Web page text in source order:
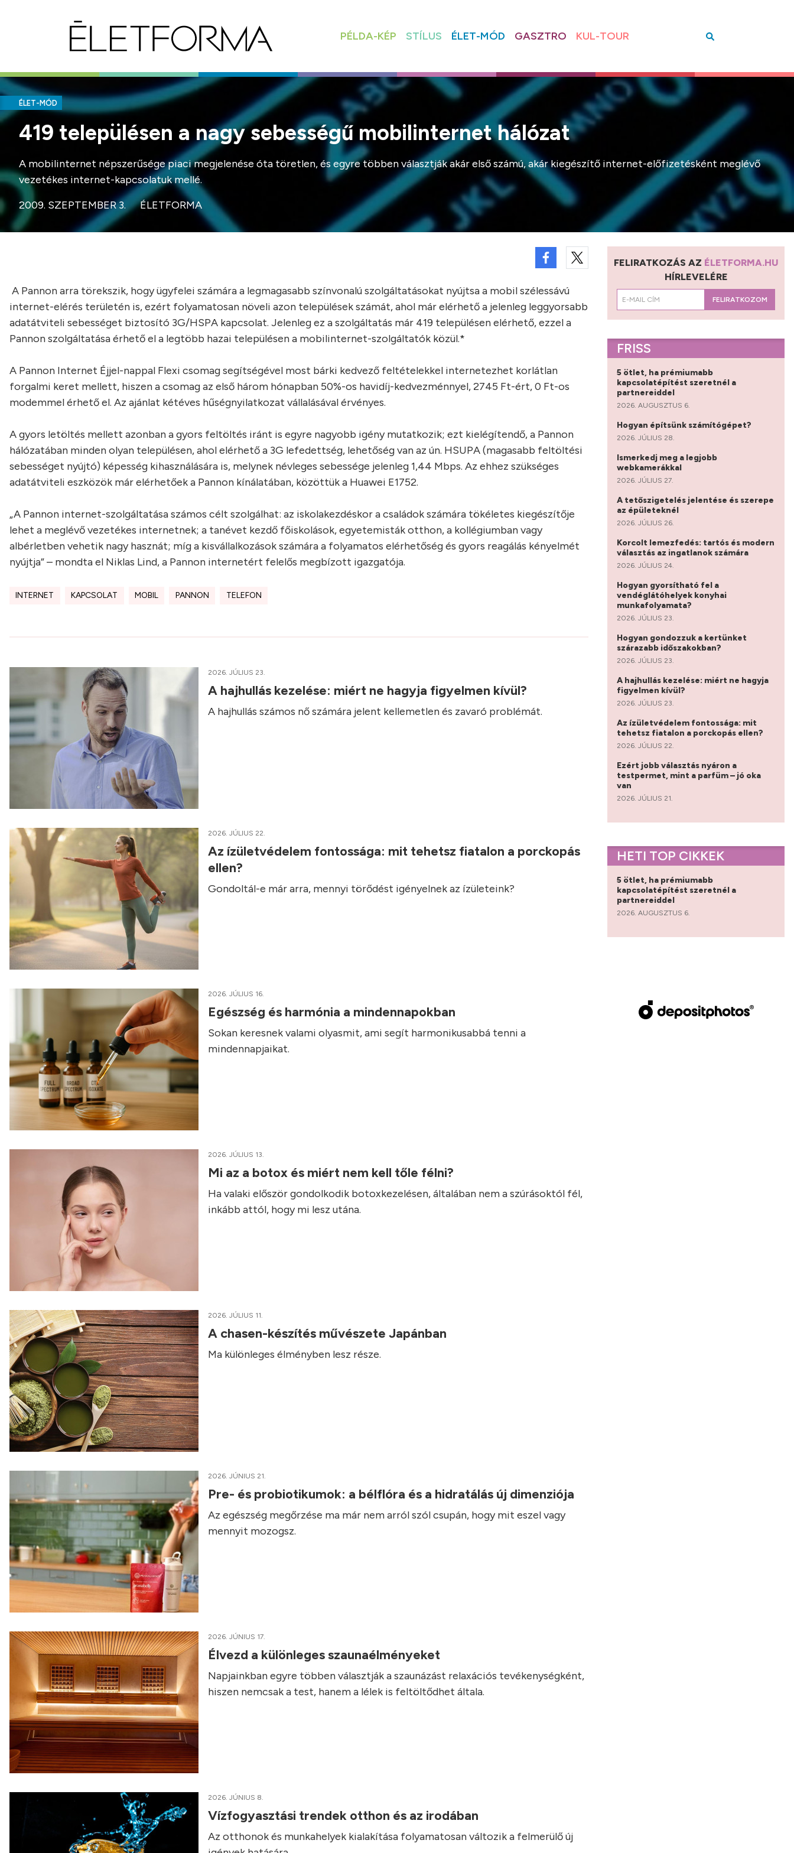
PÉLDA-KÉP STÍLUS ÉLET-MÓD GASZTRO KUL-TOUR
ÉLET-MÓD
419 településen a nagy sebességű mobilinternet hálózat
A mobilinternet népszerűsége piaci megjelenése óta töretlen, és egyre többen választják akár első számú, akár kiegészítő internet-előfizetésként meglévő
vezetékes internet-kapcsolatuk mellé.
2009. SZEPTEMBER 3.
ÉLETFORMA
A Pannon arra törekszik, hogy ügyfelei számára a legmagasabb színvonalú szolgáltatásokat nyújtsa a mobil szélessávú
internet-elérés területén is, ezért folyamatosan növeli azon települések számát, ahol már elérhető a jelenleg leggyorsabb
adatátviteli sebességet biztosító 3G/HSPA kapcsolat. Jelenleg ez a szolgáltatás már 419 településen elérhető, ezzel a
Pannon szolgáltatása érhető el a legtöbb hazai településen a mobilinternet-szolgáltatók közül.*
A Pannon Internet Éjjel-nappal Flexi csomag segítségével most bárki kedvező feltételekkel internetezhet korlátlan
forgalmi keret mellett, hiszen a csomag az első három hónapban 50%-os havidíj-kedvezménnyel, 2745 Ft-ért, 0 Ft-os
modemmel érhető el. Az ajánlat kétéves hűségnyilatkozat vállalásával érvényes.
A gyors letöltés mellett azonban a gyors feltöltés iránt is egyre nagyobb igény mutatkozik; ezt kielégítendő, a Pannon
hálózatában minden olyan településen, ahol elérhető a 3G lefedettség, lehetőség van az ún. HSUPA (magasabb feltöltési
sebességet nyújtó) képesség kihasználására is, melynek névleges sebessége jelenleg 1,44 Mbps. Az ehhez szükséges
adatátviteli eszközök már elérhetőek a Pannon kínálatában, közöttük a Huawei E1752.
„A Pannon internet-szolgáltatása számos célt szolgálhat: az iskolakezdéskor a családok számára tökéletes kiegészítője
lehet a meglévő vezetékes internetnek; a tanévet kezdő főiskolások, egyetemisták otthon, a kollégiumban vagy
albérletben vehetik nagy hasznát; míg a kisvállalkozások számára a folyamatos elérhetőség és gyors reagálás kényelmét
nyújtja” – mondta el Niklas Lind, a Pannon internetért felelős megbízott igazgatója.
INTERNET KAPCSOLAT MOBIL PANNON TELEFON
2026. JÚLIUS 23.
A hajhullás kezelése: miért ne hagyja figyelmen kívül?
A hajhullás számos nő számára jelent kellemetlen és zavaró problémát.
2026. JÚLIUS 22.
Az ízületvédelem fontossága: mit tehetsz fiatalon a porckopás
ellen?
Gondoltál-e már arra, mennyi törődést igényelnek az ízületeink?
2026. JÚLIUS 16.
Egészség és harmónia a mindennapokban
Sokan keresnek valami olyasmit, ami segít harmonikusabbá tenni a
mindennapjaikat.
2026. JÚLIUS 13.
Mi az a botox és miért nem kell tőle félni?
Ha valaki először gondolkodik botoxkezelésen, általában nem a szúrásoktól fél,
inkább attól, hogy mi lesz utána.
2026. JÚLIUS 11.
A chasen-készítés művészete Japánban
Ma különleges élményben lesz része.
2026. JÚNIUS 21.
Pre- és probiotikumok: a bélflóra és a hidratálás új dimenziója
Az egészség megőrzése ma már nem arról szól csupán, hogy mit eszel vagy
mennyit mozogsz.
2026. JÚNIUS 17.
Élvezd a különleges szaunaélményeket
Napjainkban egyre többen választják a szaunázást relaxációs tevékenységként,
hiszen nemcsak a test, hanem a lélek is feltöltődhet általa.
2026. JÚNIUS 8.
Vízfogyasztási trendek otthon és az irodában
Az otthonok és munkahelyek kialakítása folyamatosan változik a felmerülő új
FELIRATKOZÁS AZ ÉLETFORMA.HU
HÍRLEVELÉRE
FELIRATKOZOM
FRISS
5 ötlet, ha prémiumabb
kapcsolatépítést szeretnél a
partnereiddel
2026. AUGUSZTUS 6.
Hogyan építsünk számítógépet?
2026. JÚLIUS 28.
Ismerkedj meg a legjobb
webkamerákkal
2026. JÚLIUS 27.
A tetőszigetelés jelentése és szerepe
az épületeknél
2026. JÚLIUS 26.
Korcolt lemezfedés: tartós és modern
választás az ingatlanok számára
2026. JÚLIUS 24.
Hogyan gyorsítható fel a
vendéglátóhelyek konyhai
munkafolyamata?
2026. JÚLIUS 23.
Hogyan gondozzuk a kertünket
szárazabb időszakokban?
2026. JÚLIUS 23.
A hajhullás kezelése: miért ne hagyja
figyelmen kívül?
2026. JÚLIUS 23.
Az ízületvédelem fontossága: mit
tehetsz fiatalon a porckopás ellen?
2026. JÚLIUS 22.
Ezért jobb választás nyáron a
testpermet, mint a parfüm – jó oka
van
2026. JÚLIUS 21.
HETI TOP CIKKEK
5 ötlet, ha prémiumabb
kapcsolatépítést szeretnél a
partnereiddel
2026. AUGUSZTUS 6.